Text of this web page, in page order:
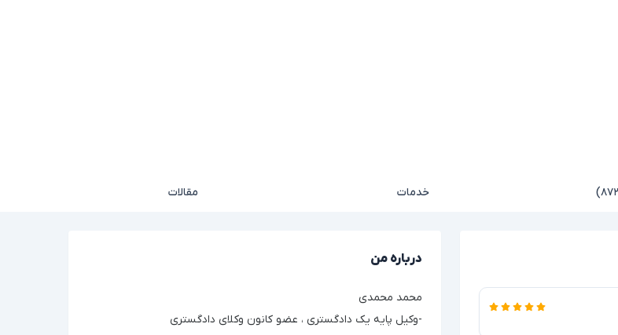
خدمات مقالات
درباره من
محمد محمدی
-وکیل پایه یک دادگستری ، عضو کانون وکلای دادگستری